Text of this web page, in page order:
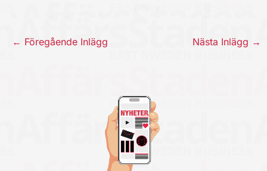
← Föregående Inlägg Nästa Inlägg →